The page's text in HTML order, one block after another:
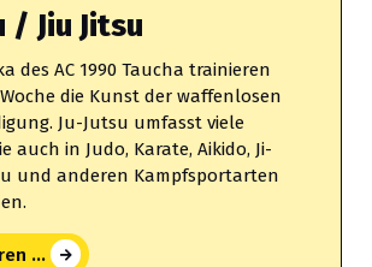
/ Jiu Jitsu
des AC 1990 Taucha trainieren
die Kunst der waffenlosen
Ju-Jutsu umfasst viele
auch in Judo, Karate, Aikido, Ji-
und anderen Kampfsportarten
...